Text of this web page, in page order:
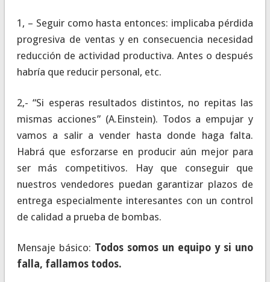
1, – Seguir como hasta entonces: implicaba pérdida
progresiva de ventas y en consecuencia necesidad
reducción de actividad productiva. Antes o después
habría que reducir personal, etc.
2,- “Si esperas resultados distintos, no repitas las
mismas acciones” (A.Einstein). Todos a empujar y
vamos a salir a vender hasta donde haga falta.
Habrá que esforzarse en producir aún mejor para
ser más competitivos. Hay que conseguir que
nuestros vendedores puedan garantizar plazos de
entrega especialmente interesantes con un control
de calidad a prueba de bombas.
Mensaje básico: Todos somos un equipo y si uno
falla, fallamos todos.